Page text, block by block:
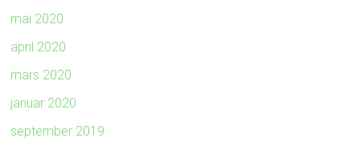
mai 2020
april 2020
mars 2020
januar 2020
september 2019